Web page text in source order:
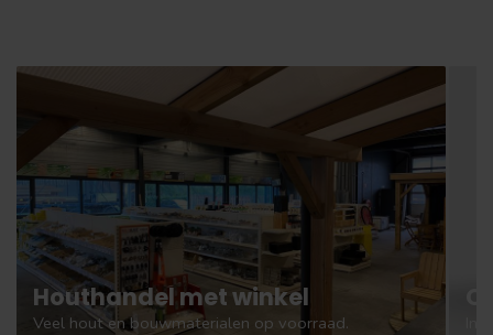
Houthandel met winkel
Veel hout en bouwmaterialen op voorraad.